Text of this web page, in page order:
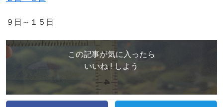
９日～１５日
この記事が気に入ったら
いいね ! しよう